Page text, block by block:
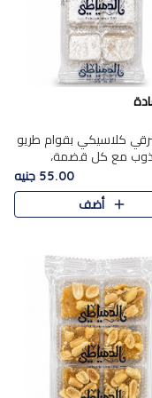
كلاسيكي بقوام طريو
يذوب مع كل قضمة،
ناعمة من السكر
ليقدم المذاق الأصيل الذي
المولد التقليدي..
55.00 جنيه
أضف